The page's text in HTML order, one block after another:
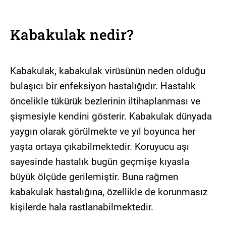
Kabakulak nedir?
Kabakulak, kabakulak virüsünün neden olduğu
bulaşıcı bir enfeksiyon hastalığıdır. Hastalık
öncelikle tükürük bezlerinin iltihaplanması ve
şişmesiyle kendini gösterir. Kabakulak dünyada
yaygın olarak görülmekte ve yıl boyunca her
yaşta ortaya çıkabilmektedir. Koruyucu aşı
sayesinde hastalık bugün geçmişe kıyasla
büyük ölçüde gerilemiştir. Buna rağmen
kabakulak hastalığına, özellikle de korunmasız
kişilerde hala rastlanabilmektedir.